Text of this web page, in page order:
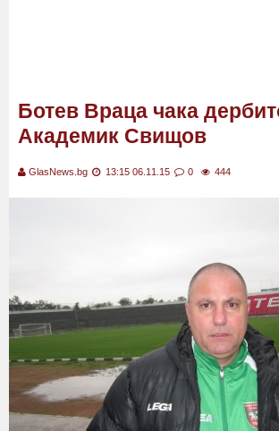
Ботев Враца чака
Академик Свищов
GlasNews.bg 13:15 06.11.15 0 444